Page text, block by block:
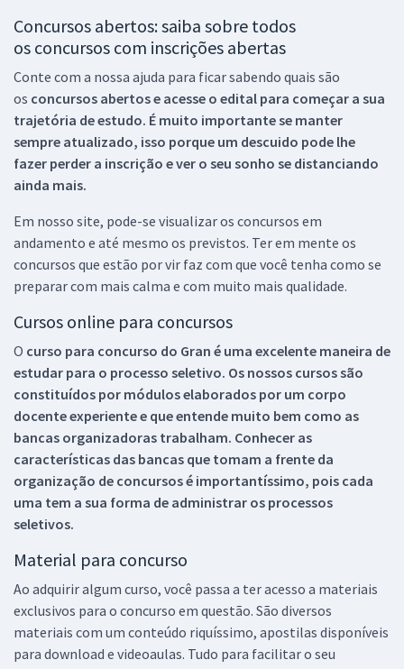
Concursos abertos: saiba sobre todos
os concursos com inscrições abertas
Conte com a nossa ajuda para ficar sabendo quais são
os concursos abertos e acesse o edital para começar a sua
trajetória de estudo. É muito importante se manter
sempre atualizado, isso porque um descuido pode lhe
fazer perder a inscrição e ver o seu sonho se distanciando
ainda mais.
Em nosso site, pode-se visualizar os concursos em
andamento e até mesmo os previstos. Ter em mente os
concursos que estão por vir faz com que você tenha como se
preparar com mais calma e com muito mais qualidade.
Cursos online para concursos
O curso para concurso do Gran é uma excelente maneira de
estudar para o processo seletivo. Os nossos cursos são
constituídos por módulos elaborados por um corpo
docente experiente e que entende muito bem como as
bancas organizadoras trabalham. Conhecer as
características das bancas que tomam a frente da
organização de concursos é importantíssimo, pois cada
uma tem a sua forma de administrar os processos
seletivos.
Material para concurso
Ao adquirir algum curso, você passa a ter acesso a materiais
exclusivos para o concurso em questão. São diversos
materiais com um conteúdo riquíssimo, apostilas disponíveis
para download e videoaulas. Tudo para facilitar o seu